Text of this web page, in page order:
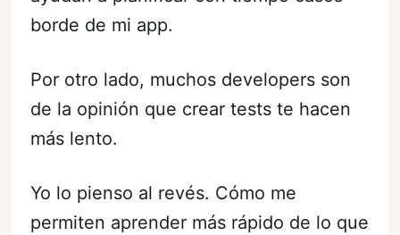
borde de mi app.
Por otro lado, muchos developers son
de la opinión que crear tests te hacen
más lento.
Yo lo pienso al revés. Cómo me
permiten aprender más rápido de lo que